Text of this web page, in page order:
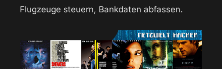
Flugzeuge steuern, Bankdaten abfassen.